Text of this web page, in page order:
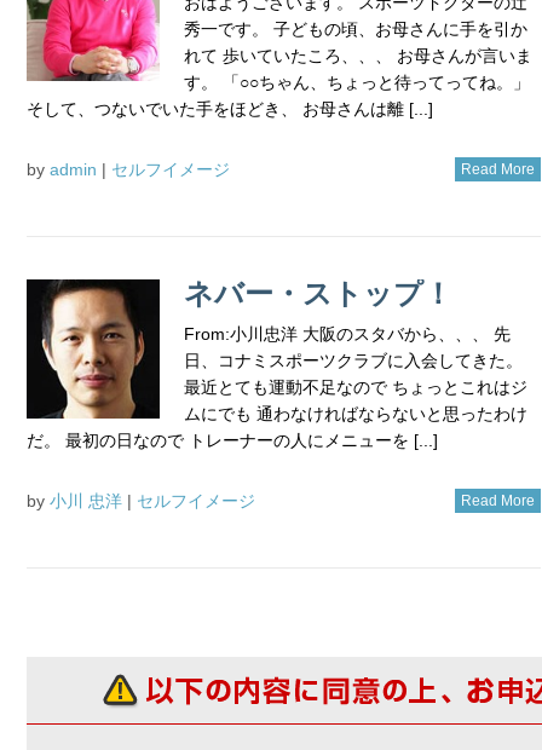
秀一です。 子どもの頃、お母さんに手を引か
れて 歩いていたころ、、、 お母さんが言いま
す。 「○○ちゃん、ちょっと待ってってね。」
そして、つないでいた手をほどき、 お母さんは離 [...]
by admin | セルフイメージ Read More
ネバー・ストップ！
From:小川忠洋 大阪のスタバから、、、 先
日、コナミスポーツクラブに入会してきた。
最近とても運動不足なので ちょっとこれはジ
ムにでも 通わなければならないと思ったわけ
だ。 最初の日なので トレーナーの人にメニューを [...]
by 小川 忠洋 | セルフイメージ Read More